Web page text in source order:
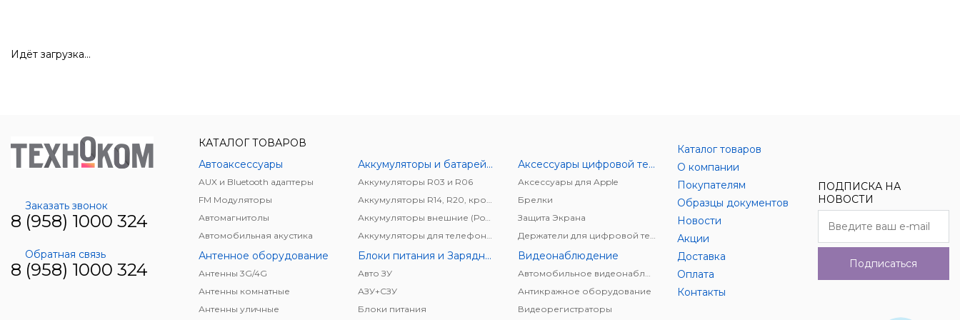
Идёт загрузка...
Заказать звонок
8 (958) 1000 324
Обратная связь
8 (958) 1000 324
КАТАЛОГ ТОВАРОВ
Автоаксессуары
AUX и Bluetooth адаптеры
FM Модуляторы
Автомагнитолы
Автомобильная акустика
Аккумуляторы и батарейки
Аккумуляторы R03 и R06
Аксессуары цифровой техники
Аксессуары для Apple
Брелки
Защита Экрана
Антенное оборудование
Антенны 3G/4G
Антенны комнатные
Антенны уличные
Блоки питания и Зарядные устройства
Авто ЗУ
АЗУ+CЗУ
Блоки питания
Видеонаблюдение
Антикражное оборудование
Видеорегистраторы
Каталог товаров
О компании
Покупателям
Образцы документов
Новости
Акции
Доставка
Оплата
Контакты
ПОДПИСКА НА
НОВОСТИ
Подписаться